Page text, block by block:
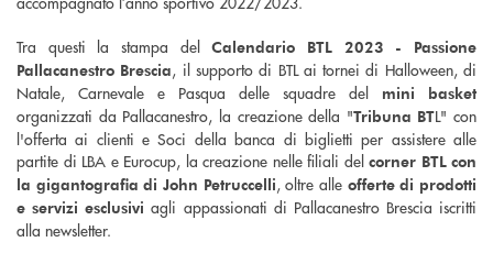
Tra questi la stampa delCalendario BTL 2023 - Passione
Pallacanestro Brescia, il supporto di BTL ai tornei di Halloween, di
Natale, Carnevale e Pasqua delle squadre del mini basket
organizzati da Pallacanestro, la creazione della "Tribuna BTL" con
l'offerta ai clienti e Soci della banca di biglietti per assistere alle
partite di LBA e Eurocup, la creazione nelle filiali del corner BTL con
la gigantografia di John Petruccelli, oltre alle offerte di prodotti
e servizi esclusivi agli appassionati di Pallacanestro Brescia iscritti
alla newsletter.